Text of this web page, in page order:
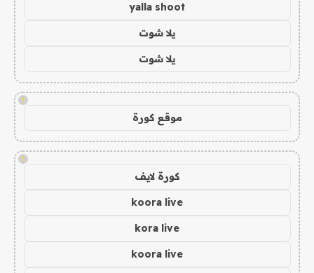
yalla shoot
يلا شوت
يلا شوت
!
موقع كورة
!
كورة لايف
koora live
kora live
koora live